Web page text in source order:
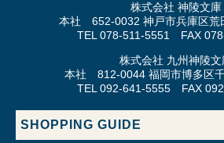
株式会社 神陵文庫
本社 652-0032 神戸市兵庫区荒
TEL 078-511-5551 FAX
株式会社 九州神陵文
本社 812-0044 福岡市博多区
TEL 092-641-5555 FAX
SHOPPING GUIDE